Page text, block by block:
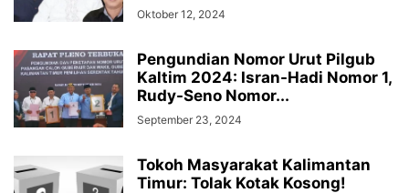
Oktober 12, 2024
Pengundian Nomor Urut Pilgub
Kaltim 2024: Isran-Hadi Nomor 1,
Rudy-Seno Nomor...
September 23, 2024
Tokoh Masyarakat Kalimantan
Timur: Tolak Kotak Kosong!